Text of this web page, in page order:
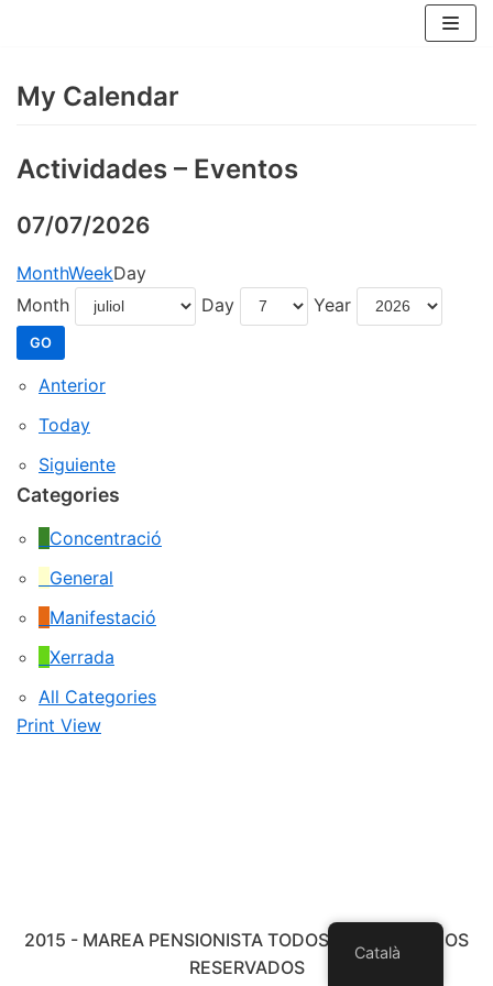
content
My Calendar
Actividades – Eventos
07/07/2026
MonthWeekDay
Month
Day Year
Anterior
Today
Siguiente
Categories
Concentració
General
Manifestació
Xerrada
All Categories
Print View
2015 - MAREA PENSIONISTA TODOS LOS DERECHOS
RESERVADOS
Català